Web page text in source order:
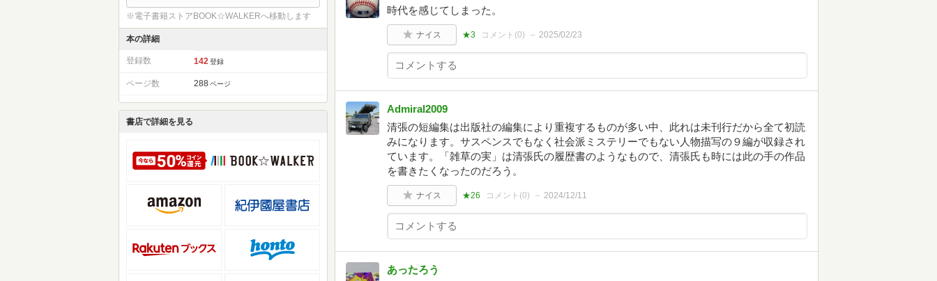
※電子書籍ストアBOOK☆WALKERへ移動します
本の詳細
登録数 142 登録
ページ数 288 ページ
書店で詳細を見る
時代を感じてしまった。
ナイス ★3 コメント(0) 2025/02/23
Admiral2009
清張の短編集は出版社の編集により重複するものが多い中、此れは未刊行だから全て初読
みになります。サスペンスでもなく社会派ミステリーでもない人物描写の９編が収録され
ています。「雑草の実」は清張氏の履歴書のようなもので、清張氏も時には此の手の作品
を書きたくなったのだろう。
ナイス ★26 コメント(0) 2024/12/11
あったろう